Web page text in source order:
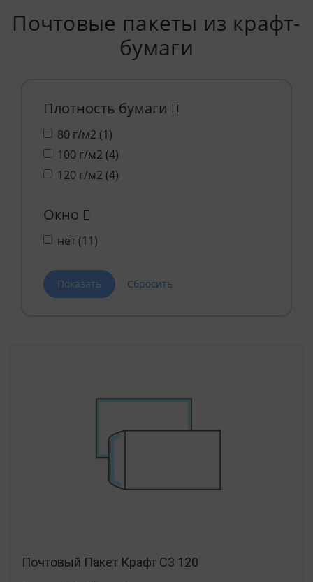
Почтовые пакеты из крафт-
бумаги
Плотность бумаги
80 г/м2 (1)
100 г/м2 (4)
120 г/м2 (4)
Окно
нет (11)
Почтовый Пакет Крафт С3 120